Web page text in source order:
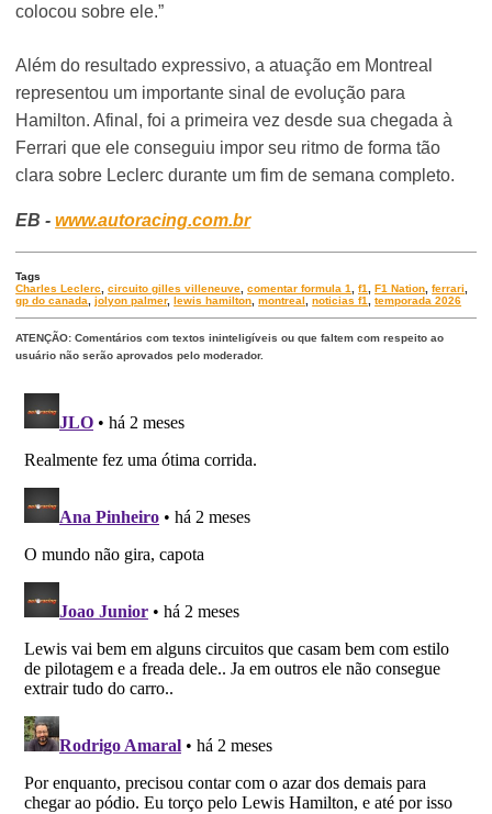
colocou sobre ele.”
Além do resultado expressivo, a atuação em Montreal
representou um importante sinal de evolução para
Hamilton. Afinal, foi a primeira vez desde sua chegada à
Ferrari que ele conseguiu impor seu ritmo de forma tão
clara sobre Leclerc durante um fim de semana completo.
EB -www.autoracing.com.br
Tags
Charles Leclerc,circuito gilles villeneuve,comentar formula 1,f1, F1 Nation,ferrari,
gp do canada,jolyon palmer, lewis hamilton,montreal,noticias f1,temporada 2026
ATENÇÃO: Comentários com textos ininteligíveis ou que faltem com respeito ao
usuário não serão aprovados pelo moderador.